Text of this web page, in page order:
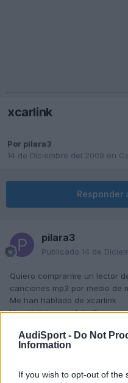
AudiSport - Do Not
Information
If you wish to opt-out of the
xcarlink
Por pilara3
14 de Diciembre del 2009 en
Responder
pilara3
Publicado 14 de
Quiero comprarme un lector
canciones mp3 por medio de
Me han hablado de xcarlink
Hay distintos modelos?
Hay alguno que me salga el
¿Donde puedo comprarlo?
enlace de algun vendedor,
Gracias de antemano